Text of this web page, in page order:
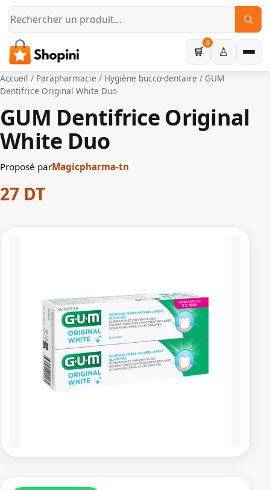
Aller au contenu principal
🛒
0
♙
Accueil / Parapharmacie / Hygiène bucco-dentaire / GUM
Dentifrice Original White Duo
GUM Dentifrice Original
White Duo
Proposé parMagicpharma-tn
27 DT